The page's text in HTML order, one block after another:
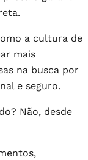
a cultura de
mais
na busca por
e seguro.
Não, desde